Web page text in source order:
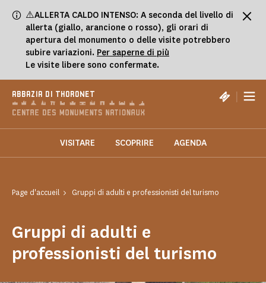
⚠️ALLERTA CALDO INTENSO: A seconda del livello di
allerta (giallo, arancione o rosso), gli orari di
apertura del monumento o delle visite potrebbero
subire variazioni. Per saperne di più
Le visite libere sono confermate.
ABBAZIA DI THORONET |
VISITARE SCOPRIRE AGENDA
Page d'accueil Gruppi di adulti e professionisti del turismo
Gruppi di adulti e
professionisti del turismo